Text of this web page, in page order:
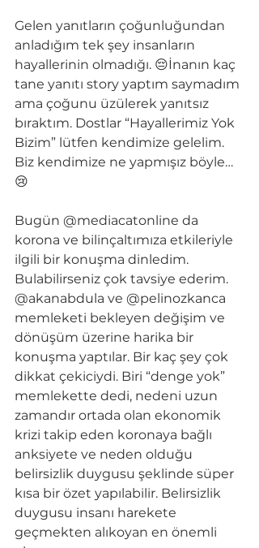
Gelen yanıtların çoğunluğundan
anladığım tek şey insanların
hayallerinin olmadığı. 😔İnanın kaç
tane yanıtı story yaptım saymadım
ama çoğunu üzülerek yanıtsız
bıraktım. Dostlar “Hayallerimiz Yok
Bizim” lütfen kendimize gelelim.
Biz kendimize ne yapmışız böyle…
😢
Bugün @mediacatonline da
korona ve bilinçaltımıza etkileriyle
ilgili bir konuşma dinledim.
Bulabilirseniz çok tavsiye ederim.
@akanabdula ve @pelinozkanca
memleketi bekleyen değişim ve
dönüşüm üzerine harika bir
konuşma yaptılar. Bir kaç şey çok
dikkat çekiciydi. Biri “denge yok”
memlekette dedi, nedeni uzun
zamandır ortada olan ekonomik
krizi takip eden koronaya bağlı
anksiyete ve neden olduğu
belirsizlik duygusu şeklinde süper
kısa bir özet yapılabilir. Belirsizlik
duygusu insanı harekete
geçmekten alıkoyan en önemli